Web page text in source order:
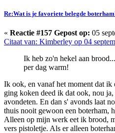
Re:Wat is je favoriete belegde
« Reactie #157 Gepost op: 05
Citaat van: Kimberley op 04
Ik heb zo'n hekel aan
per dag warm!
Ik ook, en vanaf het moment dat
ging koken deed ik dat ook, nou
avondeten. En dan s' avonds laat
thuis nooit gewoon een boterham,
Alleen op mijn werk eet ik brood,
vers pistoletje. Als er alleen